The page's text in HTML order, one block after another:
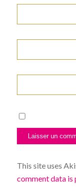
This site uses
comment data is